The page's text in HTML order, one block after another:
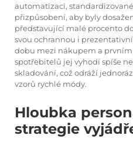
automatizaci,
přizpůsobení, aby byly
představující malé procento
svou ochrannou i
dobu mezi nákupem a
spotřebitelů jej vyhodí spíše
skladování, což odráží
vzorů rychlé módy.
Hloubka
strategie